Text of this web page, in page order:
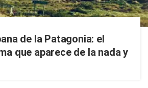
de la Patagonia: el
que aparece de la nada y